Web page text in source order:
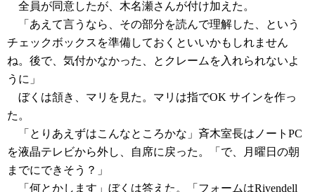
全員が同意したが、木名瀬さんが付け加えた。
「あえて言うなら、その部分を読んで理解した、という
チェックボックスを準備しておくといいかもしれません
ね。後で、気付かなかった、とクレームを入れられないよ
うに」
ぼくは頷き、マリを見た。マリは指でOK サインを作っ
た。
「とりあえずはこんなところかな」斉木室長はノートPC
を液晶テレビから外し、自席に戻った。「で、月曜日の朝
までにできそう？」
「何とかします」ぼくは答えた。「フォームはRivendell